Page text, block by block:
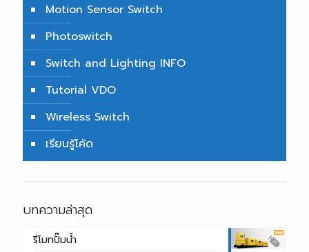
Motion Sensor Switch
Photoswitch
Switch and Lighting INFO
Tutorial VDO
Wireless Switch
เรียนรู้โค้ด
บทความล่าสุด
รีโมทปั๊มน้ำ